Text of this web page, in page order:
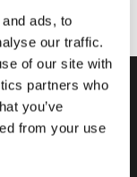
ads, to
our traffic.
of our site with
partners who
you’ve
from your use
du